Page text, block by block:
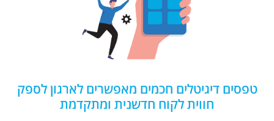
טפסים דיגיטלים חכמים מאפשרים לארגון לספק
חווית לקוח חדשנית ומתקדמת